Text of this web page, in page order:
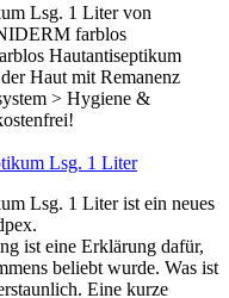
Lsg. 1 Liter von
farblos
Hautantiseptikum
Haut mit Remanenz
> Hygiene &
Lsg. 1 Liter ist ein neues
ist eine Erklärung dafür,
beliebt wurde. Was ist
Eine kurze